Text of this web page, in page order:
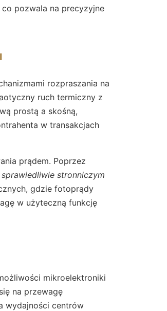
pozwala na precyzyjne
rozpraszania na
ruch termiczny z
prostą a skośną,
w transakcjach
prądem. Poprzez
sprawiedliwie stronniczym
gdzie fotoprądy
w użyteczną funkcję
mikroelektroniki
na przewagę
wydajności centrów